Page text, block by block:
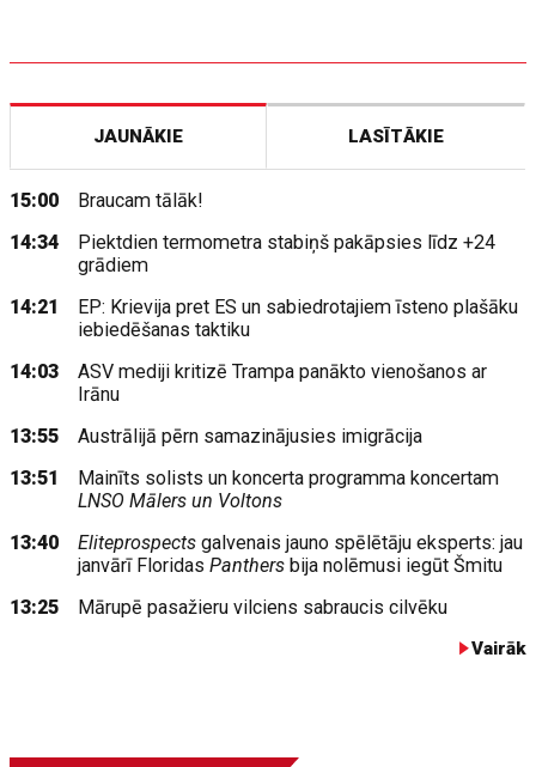
JAUNĀKIE LASĪTĀKIE
15:00
Braucam tālāk!
14:34
Piektdien termometra stabiņš pakāpsies līdz +24
grādiem
14:21
EP: Krievija pret ES un sabiedrotajiem īsteno plašāku
iebiedēšanas taktiku
14:03
ASV mediji kritizē Trampa panākto vienošanos ar
Irānu
13:55
Austrālijā pērn samazinājusies imigrācija
13:51
Mainīts solists un koncerta programma koncertam
LNSO Mālers un Voltons
13:40
Eliteprospects galvenais jauno spēlētāju eksperts: jau
janvārī FloridasPanthers bija nolēmusi iegūt Šmitu
13:25
Mārupē pasažieru vilciens sabraucis cilvēku
Vairāk